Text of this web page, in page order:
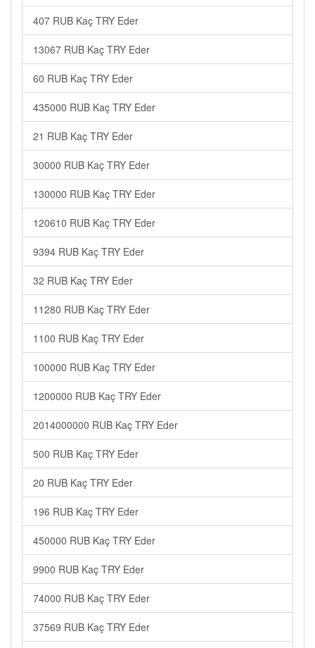
407 RUB Kaç TRY Eder
13067 RUB Kaç TRY Eder
60 RUB Kaç TRY Eder
435000 RUB Kaç TRY Eder
21 RUB Kaç TRY Eder
30000 RUB Kaç TRY Eder
130000 RUB Kaç TRY Eder
120610 RUB Kaç TRY Eder
9394 RUB Kaç TRY Eder
32 RUB Kaç TRY Eder
11280 RUB Kaç TRY Eder
1100 RUB Kaç TRY Eder
100000 RUB Kaç TRY Eder
1200000 RUB Kaç TRY Eder
2014000000 RUB Kaç TRY Eder
500 RUB Kaç TRY Eder
20 RUB Kaç TRY Eder
196 RUB Kaç TRY Eder
450000 RUB Kaç TRY Eder
9900 RUB Kaç TRY Eder
74000 RUB Kaç TRY Eder
37569 RUB Kaç TRY Eder